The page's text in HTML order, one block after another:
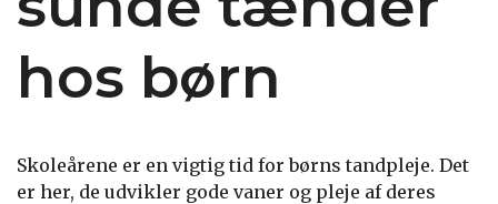
hos børn
Skoleårene er en vigtig tid for børns tandpleje. Det
er her, de udvikler gode vaner og pleje af deres